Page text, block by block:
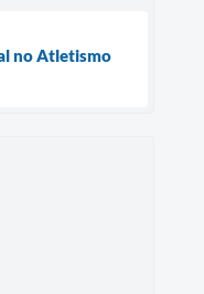
no Atletismo